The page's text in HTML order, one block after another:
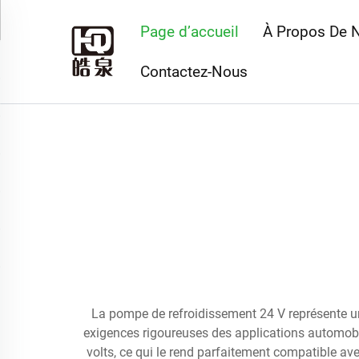
Page d’accueil À Propos De
Contactez-Nous
La pompe de refroidissement 24 V représente
exigences rigoureuses des applications
volts, ce qui le rend parfaitement compatible